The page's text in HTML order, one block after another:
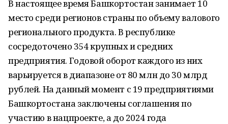
В настоящее время Башкортостан занимает 10
место среди регионов страны по объему валового
регионального продукта. В республике
сосредоточено 354 крупных и средних
предприятия. Годовой оборот каждого из них
варьируется в диапазоне от 80 млн до 30 млрд
рублей. На данный момент с 19 предприятиями
Башкортостана заключены соглашения по
участию в нацпроекте, а до 2024 года